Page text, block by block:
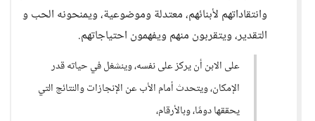
وانتقاداتهم لأبنائهم، معتدلة وموضوعية، ويمنحونه الحب و
التقدير، ويتقربون منهم ويفهمون احتياجاتهم.
على الابن أن يركز على نفسه، وينشغل في حياته قدر
الإمكان، ويتحدث أمام الأب عن الإنجازات والنتائج التي
يحققها دومًا، وبالأرقام،